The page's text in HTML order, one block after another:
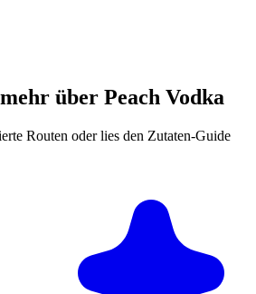
über Peach Vodka
Routen oder lies den Zutaten-Guide